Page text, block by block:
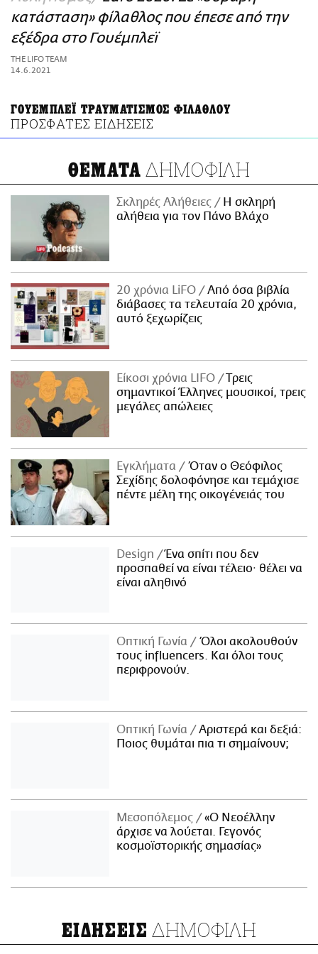
ΑΜΠΑ
PRINT
κατάσταση» φίλαθλος που έπεσε από την
εξέδρα στο Γουέμπλεϊ
THE LIFO TEAM
14.6.2021
ΓΟΥΕΜΠΛΕΪ ΤΡΑΥΜΑΤΙΣΜΟΣ ΦΙΛΑΘΛΟΥ
ΠΡΟΣΦΑΤΕΣ ΕΙΔΗΣΕΙΣ
ΘΕΜΑΤΑ ΔΗΜΟΦΙΛΗ
Σκληρές Αλήθειες
H σκληρή
αλήθεια για τον Πάνο Βλάχο
20 χρόνια LiFO
Από όσα βιβλία
διάβασες τα τελευταία 20 χρόνια,
αυτό ξεχωρίζεις
Είκοσι χρόνια LIFO
Tρεις
σημαντικοί Έλληνες μουσικοί, τρεις
μεγάλες απώλειες
Εγκλήματα
Όταν ο Θεόφιλος
Σεχίδης δολοφόνησε και τεμάχισε
πέντε μέλη της οικογένειάς του
Design
Ένα σπίτι που δεν
προσπαθεί να είναι τέλειο· θέλει να
είναι αληθινό
Οπτική Γωνία
Όλοι ακολουθούν
τους influencers. Και όλοι τους
περιφρονούν.
Οπτική Γωνία
Αριστερά και δεξιά:
Ποιος θυμάται πια τι σημαίνουν;
Μεσοπόλεμος
«Ο Νεοέλλην
άρχισε να λούεται. Γεγονός
κοσμοϊστορικής σημασίας»
ΕΙΔΗΣΕΙΣ ΔΗΜΟΦΙΛΗ